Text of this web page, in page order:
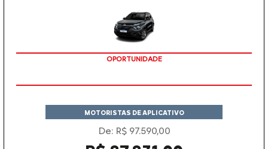
OPORTUNIDADE
MOTORISTAS DE APLICATIVO
De: R$ 97.590,00